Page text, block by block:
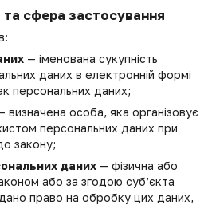
та сфера застосування
— іменована сукупність
даних в електронній формі
персональних даних;
визначена особа, яка організовує
персональних даних при
закону;
даних — фізична або
або за згодою суб’єкта
право на обробку цих даних,